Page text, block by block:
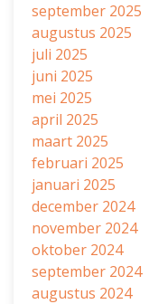
september 2025
augustus 2025
juli 2025
juni 2025
mei 2025
april 2025
maart 2025
februari 2025
januari 2025
december 2024
november 2024
oktober 2024
september 2024
augustus 2024